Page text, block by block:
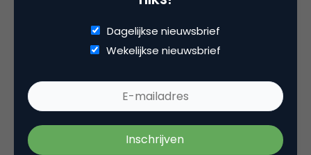
onderscheid werd gemaakt tussen prepaid en
postpaid of hoe heet dat in telco-termen. Zal
eens een navragen.
20 oktober 2010 om 05:08
Dagelijkse nieuwsbrief
Wekelijkse nieuwsbrief